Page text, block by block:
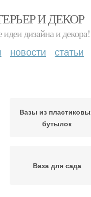
И ДЕКОР
дизайна и декора!
новости статьи
Вазы из
бутылок
Ваза для сада